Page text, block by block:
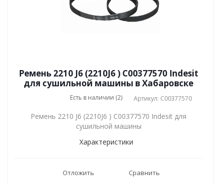
Ремень 2210 J6 (2210J6 ) C00377570 Indesit
для сушильной машины в Хабаровске
Есть в наличии (2) Артикул: C00377570
Ремень 2210 J6 (2210J6 ) C00377570 Indesit для
сушильной машины
Характеристики
Отложить Сравнить